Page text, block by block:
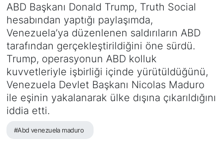
ABD Başkanı Donald Trump, Truth Social
hesabından yaptığı paylaşımda,
Venezuela’ya düzenlenen saldırıların ABD
tarafından gerçekleştirildiğini öne sürdü.
Trump, operasyonun ABD kolluk
kuvvetleriyle işbirliği içinde yürütüldüğünü,
Venezuela Devlet Başkanı Nicolas Maduro
ile eşinin yakalanarak ülke dışına çıkarıldığını
iddia etti.
#Abd venezuela maduro
DEUTSCH
EKONOMİ
SİYASET
SAĞLIK
Son Dakika Haberleri
Haber Arşivi